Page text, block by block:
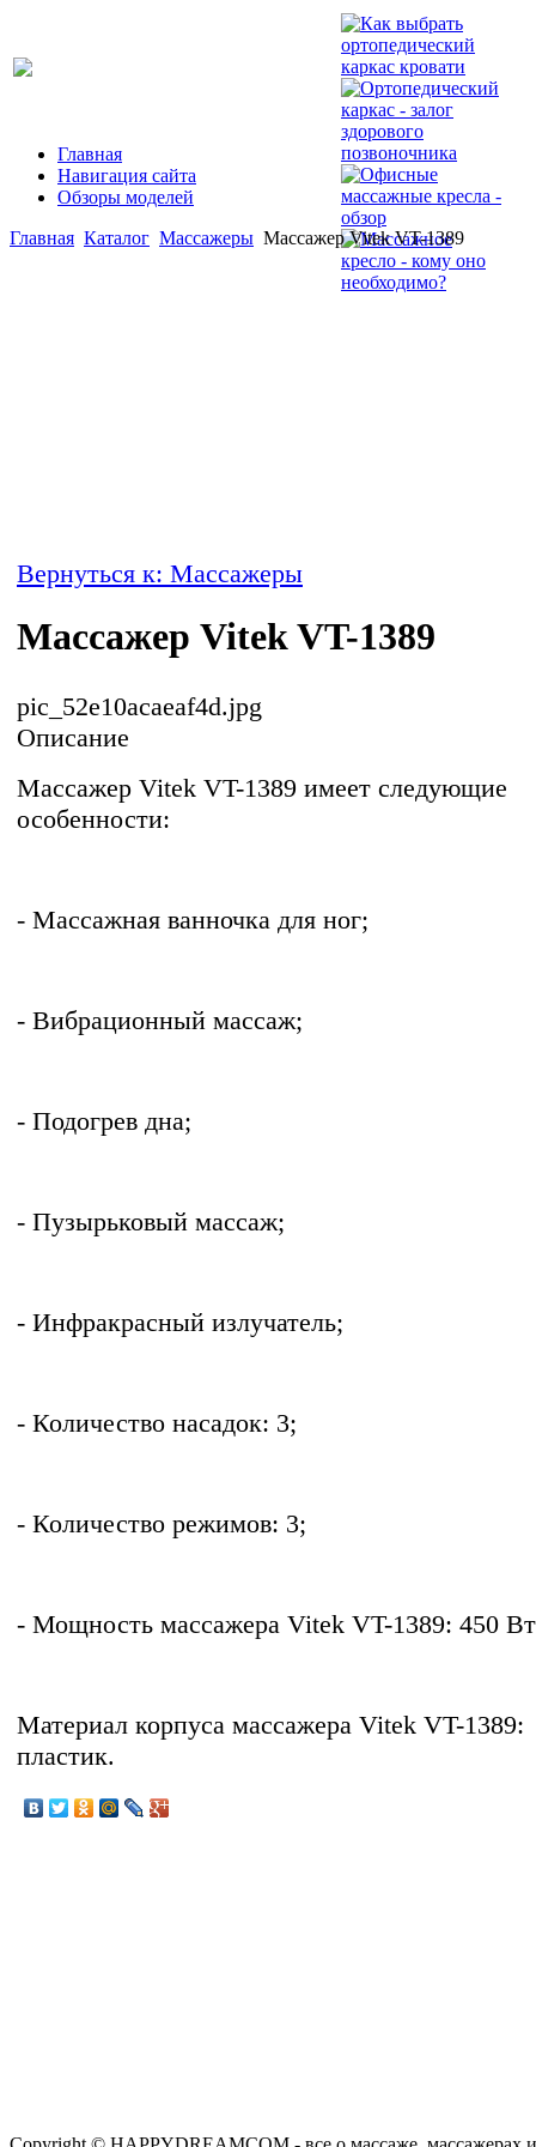
Главная
Навигация сайта
Обзоры моделей
Главная Каталог Массажеры Массажер Vitek VT-1389
Вернуться к: Массажеры
Массажер Vitek VT-1389
pic_52e10acaeaf4d.jpg
Описание
Массажер Vitek VT-1389 имеет следующие
особенности:
- Массажная ванночка для ног;
- Вибрационный массаж;
- Подогрев дна;
- Пузырьковый массаж;
- Инфракрасный излучатель;
- Количество насадок: 3;
- Количество режимов: 3;
- Мощность массажера Vitek VT-1389: 450
Материал корпуса массажера Vitek VT-1389:
пластик.